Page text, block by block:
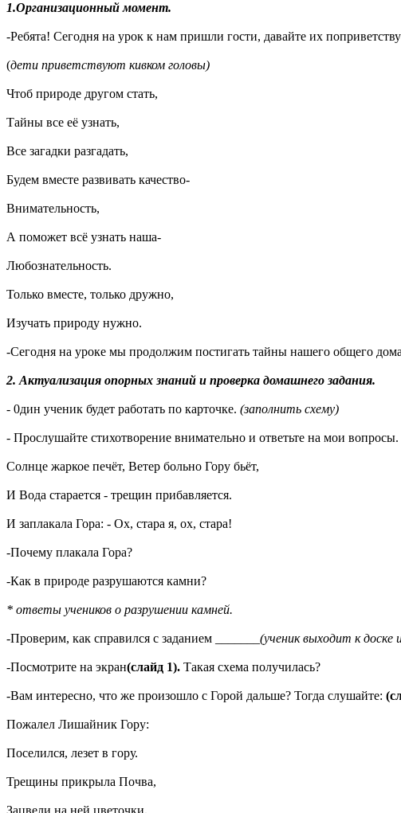
1.Организационный момент.
-Ребята! Сегодня на урок к нам пришли гости, давайте их
(дети приветствуют кивком головы)
Чтоб природе другом стать,
Тайны все её узнать,
Все загадки разгадать,
Будем вместе развивать качество-
Внимательность,
А поможет всё узнать наша-
Любознательность.
Только вместе, только дружно,
Изучать природу нужно.
-Сегодня на уроке мы продолжим постигать тайны нашего общего
2. Актуализация опорных знаний и проверка домашнего задания.
- 0дин ученик будет работать по карточке. (заполнить схему)
- Прослушайте стихотворение внимательно и ответьте на мои вопросы.
Солнце жаркое печёт, Ветер больно Гору бьёт,
И Вода старается - трещин прибавляется.
И заплакала Гора: - Ох, стара я, ох, стара!
-Почему плакала Гора?
-Как в природе разрушаются камни?
* ответы учеников о разрушении камней.
-Проверим, как справился с заданием _______(ученик выходит к
-Посмотрите на экран(слайд 1). Такая схема получилась?
-Вам интересно, что же произошло с Горой дальше? Тогда слушайте:
Пожалел Лишайник Гору:
Поселился, лезет в гору.
Трещины прикрыла Почва,